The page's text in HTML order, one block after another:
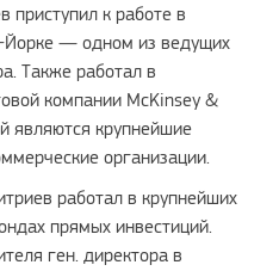
приступил к работе в
Йорке — одном из ведущих
Также работал в
компании McKinsey &
являются крупнейшие
организации.
работал в крупнейших
прямых инвестиций.
ген. директора в